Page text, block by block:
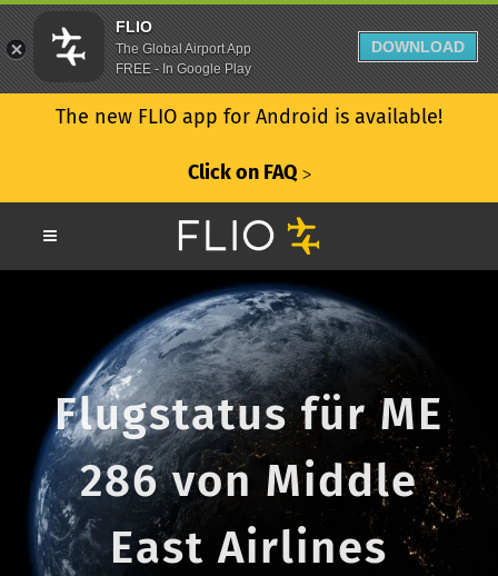
The new FLIO app for Android is available!
Click on FAQ ᐳ
Flugstatus für ME
286 von Middle
East Airlines
FLIO
The Global Airport App
FREE - In Google Play
DOWNLOAD